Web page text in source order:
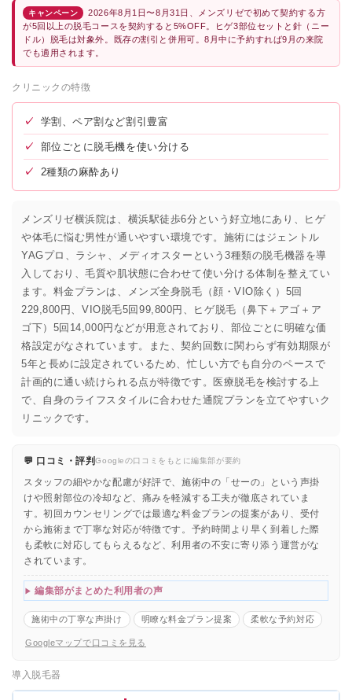
キャンペーン
2026年8月1日〜8月31日、メンズリゼで初めて契約する方
が5回以上の脱毛コースを契約すると5%OFF。ヒゲ3部位セットと針（ニー
ドル）脱毛は対象外。既存の割引と併用可。8月中に予約すれば9月の来院
でも適用されます。
クリニックの特徴
✓ 学割、ペア割など割引豊富
✓ 部位ごとに脱毛機を使い分ける
✓ 2種類の麻酔あり
メンズリゼ横浜院は、横浜駅徒歩6分という好立地にあり、ヒゲ
や体毛に悩む男性が通いやすい環境です。施術にはジェントル
YAGプロ、ラシャ、メディオスターという3種類の脱毛機器を導
入しており、毛質や肌状態に合わせて使い分ける体制を整えてい
ます。料金プランは、メンズ全身脱毛（顔・VIO除く）5回
229,800円、VIO脱毛5回99,800円、ヒゲ脱毛（鼻下＋アゴ＋ア
ゴ下）5回14,000円などが用意されており、部位ごとに明確な価
格設定がなされています。また、契約回数に関わらず有効期限が
5年と長めに設定されているため、忙しい方でも自分のペースで
計画的に通い続けられる点が特徴です。医療脱毛を検討する上
で、自身のライフスタイルに合わせた通院プランを立てやすいク
リニックです。
💬 口コミ・評判Googleの口コミをもとに編集部が要約
スタッフの細やかな配慮が好評で、施術中の「せーの」という声掛
けや照射部位の冷却など、痛みを軽減する工夫が徹底されていま
す。初回カウンセリングでは最適な料金プランの提案があり、受付
から施術まで丁寧な対応が特徴です。予約時間より早く到着した際
も柔軟に対応してもらえるなど、利用者の不安に寄り添う運営がな
されています。
編集部がまとめた利用者の声
施術中の丁寧な声掛け 明瞭な料金プラン提案 柔軟な予約対応
Googleマップで口コミを見る
導入脱毛器